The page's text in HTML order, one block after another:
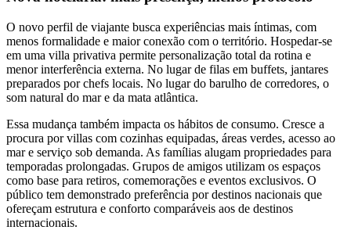
O novo perfil de viajante busca experiências mais íntimas, com
menos formalidade e maior conexão com o território. Hospedar-se
em uma villa privativa permite personalização total da rotina e
menor interferência externa. No lugar de filas em buffets, jantares
preparados por chefs locais. No lugar do barulho de corredores, o
som natural do mar e da mata atlântica.
Essa mudança também impacta os hábitos de consumo. Cresce a
procura por villas com cozinhas equipadas, áreas verdes, acesso ao
mar e serviço sob demanda. As famílias alugam propriedades para
temporadas prolongadas. Grupos de amigos utilizam os espaços
como base para retiros, comemorações e eventos exclusivos. O
público tem demonstrado preferência por destinos nacionais que
ofereçam estrutura e conforto comparáveis aos de destinos
internacionais.